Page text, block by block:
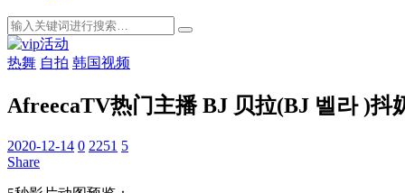
热舞 自拍 韩国视频
AfreecaTV热门主播 BJ 贝拉(BJ 벨라 )抖
2020-12-14 0 2251 5
Share